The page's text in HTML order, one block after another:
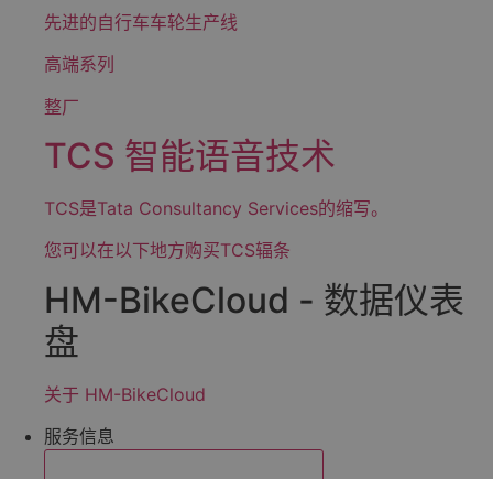
先进的自行车车轮生产线
高端系列
整厂
TCS 智能语音技术
TCS是Tata Consultancy Services的缩写。
您可以在以下地方购买TCS辐条
HM-BikeCloud - 数据仪表
盘
关于 HM-BikeCloud
服务信息